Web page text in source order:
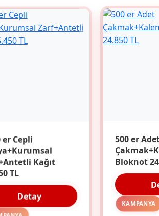
er Cepli
Kağıt
TL
Detay
500 er
Bloknot
KAMPANYA